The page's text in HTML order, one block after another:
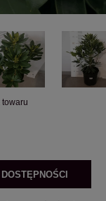
towaru